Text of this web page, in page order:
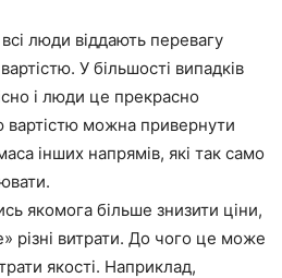
люди віддають перевагу
У більшості випадків
і люди це прекрасно
вартістю можна привернути
інших напрямів, які так само
якомога більше знизити ціни,
різні витрати. До чого це може
якості. Наприклад,